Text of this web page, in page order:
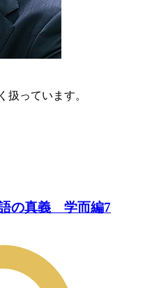
扱っています。
の真義 学而編7